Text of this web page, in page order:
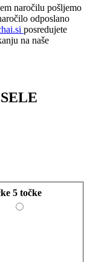
naročilu pošljemo
odposlano
posredujete
na naše
5 točke